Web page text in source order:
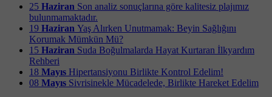
25 Haziran Son analiz sonuçlarına göre kalitesiz plajımız
bulunmamaktadır.
19 Haziran Yaş Alırken Unutmamak: Beyin Sağlığını
Korumak Mümkün Mü?
15 Haziran Suda Boğulmalarda Hayat Kurtaran İlkyardım
Rehberi
18 Mayıs Hipertansiyonu Birlikte Kontrol Edelim!
08 Mayıs Sivrisinekle Mücadelede, Birlikte Hareket Edelim